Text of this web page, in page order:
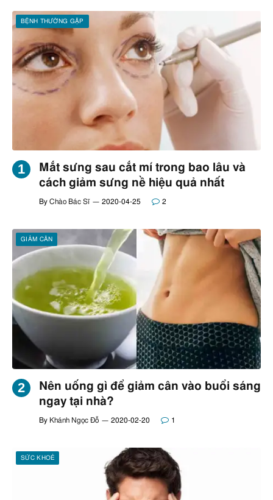
BỆNH THƯỜNG GẶP
Mắt sưng sau cắt mí trong bao lâu và
cách giảm sưng nề hiệu quả nhất
By Chào Bác Sĩ 2020-04-25 2
GIẢM CÂN
Nên uống gì để giảm cân vào buổi sáng
ngay tại nhà?
By Khánh Ngọc Đỗ 2020-02-20 1
SỨC KHOẺ